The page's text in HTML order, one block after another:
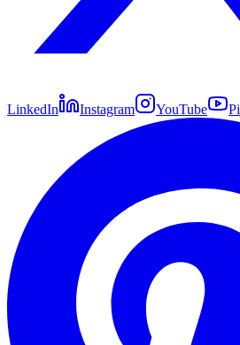
LinkedIn Instagram YouTube